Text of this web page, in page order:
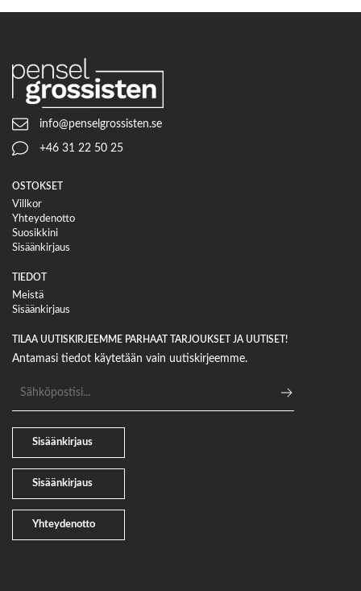
info@penselgrossisten.se
+46 31 22 50 25
OSTOKSET
Villkor
Yhteydenotto
Suosikkini
Sisäänkirjaus
TIEDOT
Meistä
Sisäänkirjaus
TILAA UUTISKIRJEEMME PARHAAT TARJOUKSET JA UUTISET!
Antamasi tiedot käytetään vain uutiskirjeemme.
Yhteydenotto
Sisäänkirjaus
Sisäänkirjaus